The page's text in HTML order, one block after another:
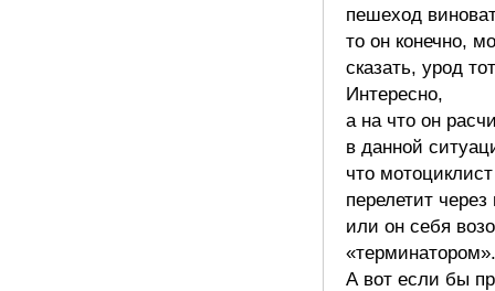
пешеход
то он конечно,
сказать, урод
Интересно,
а на что он
в данной
что мотоциклист
перелетит через
или он себя
«терминатором».
А вот если бы